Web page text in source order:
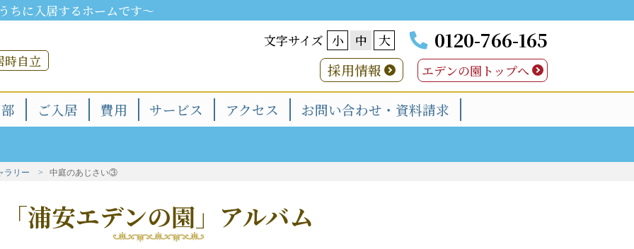
に入居するホームです～
時自立
文字サイズ 小 中 大 0120-766-165
採用情報 エデンの園トップへ
ご入居 費用 サービス アクセス お問い合わせ・資料請求
ラリー 中庭のあじさい③
「浦安エデンの園」アルバム